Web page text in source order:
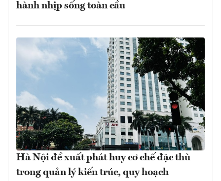
hành nhịp sống toàn cầu
Hà Nội đề xuất phát huy cơ chế đặc thù
trong quản lý kiến trúc, quy hoạch